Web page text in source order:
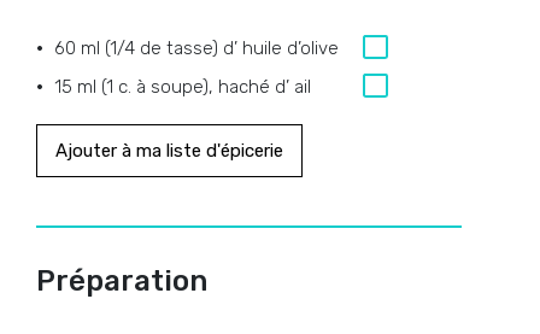
60 ml (1/4 de tasse) d’ huile d’olive
15 ml (1 c. à soupe), haché d’ ail
Ajouter à ma liste d'épicerie
Préparation